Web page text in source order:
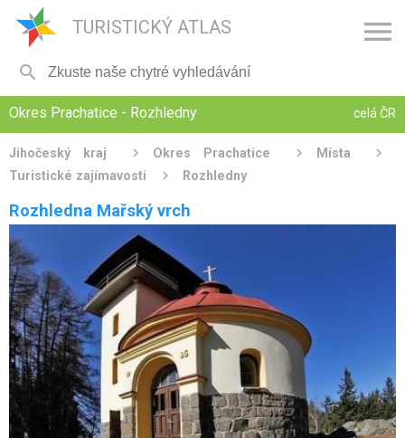
TURISTICKÝ ATLAS 

Okres Prachatice - Rozhledny celá ČR
Jihočeský kraj Okres Prachatice
Místa
Turistické zajímavosti
Rozhledny
Rozhledna Mařský vrch